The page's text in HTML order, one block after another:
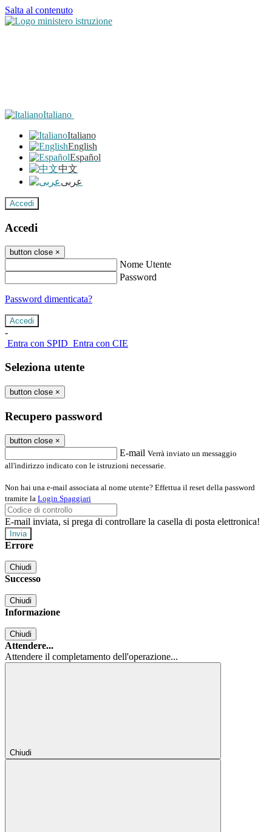
Salta al contenuto
Italiano
Italiano
English
Español
中文
عربى
Accedi
Accedi
button close ×
Nome Utente
Password
Password dimenticata?
-
Entra con SPID Entra con CIE
Seleziona utente
button close ×
Recupero password
button close ×
E-mail Verrà inviato un messaggio
all'indirizzo indicato con le istruzioni necessarie.
Non hai una e-mail associata al nome utente? Effettua il reset della password
tramite la Login Spaggiari
E-mail inviata, si prega di controllare la casella di posta elettronica!
Errore
Chiudi
Successo
Chiudi
Informazione
Chiudi
Attendere...
Attendere il completamento dell'operazione...
Chiudi